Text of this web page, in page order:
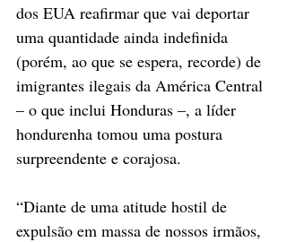
dos EUA reafirmar que vai deportar
uma quantidade ainda indefinida
(porém, ao que se espera, recorde) de
imigrantes ilegais da América Central
– o que inclui Honduras –, a líder
hondurenha tomou uma postura
surpreendente e corajosa.
“Diante de uma atitude hostil de
expulsão em massa de nossos irmãos,